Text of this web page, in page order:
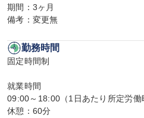
期間：3ヶ月
備考：変更無
勤務時間
固定時間制
就業時間
09:00～18:00（1日あたり所定労働
休憩：60分